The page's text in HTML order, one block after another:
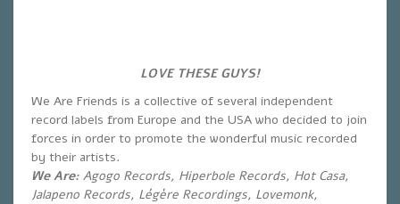
LOVE THESE GUYS!
We Are Friends is a collective of several independent
record labels from Europe and the USA who decided to join
forces in order to promote the wonderful music recorded
by their artists.
We Are: Agogo Records, Hiperbole Records, Hot Casa,
Jalapeno Records, Légère Recordings, Lovemonk,